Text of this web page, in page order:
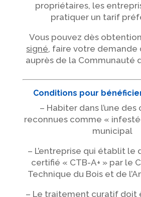
propriétaires, les
pratiquer un tarif
Vous pouvez dès
signé, faire votre demande
auprès de la Communauté
Conditions pour
– Habiter dans l’une
reconnues comme «
municipal
– L’entreprise qui établit le
certifié « CTB-A+ » par le
Technique du Bois et de
– Le traitement curatif doit